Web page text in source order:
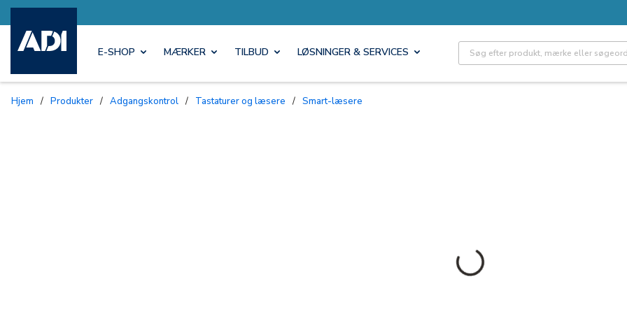
E-SHOP MÆRKER TILBUD LØSNINGER & SERVICES Site Search
Hjem / Produkter / Adgangskontrol / Tastaturer og læsere / Smart-læsere